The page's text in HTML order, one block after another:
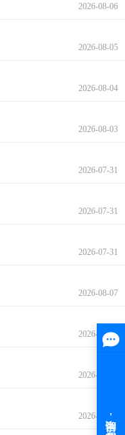
2026-08-06
2026-08-05
2026-08-04
2026-08-03
2026-07-31
2026-07-31
2026-07-31
2026-08-07
2026-08-07
2026-08-07
2026-08-07